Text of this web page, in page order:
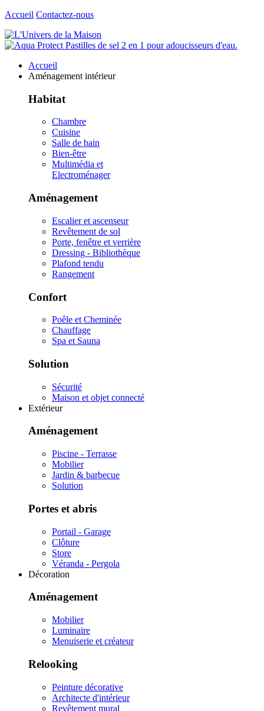
Accueil Contactez-nous
Accueil
Aménagement intérieur
Habitat
Chambre
Cuisine
Salle de bain
Bien-être
Multimédia et
Electroménager
Aménagement
Escalier et ascenseur
Revêtement de sol
Porte, fenêtre et verrière
Dressing - Bibliothèque
Plafond tendu
Rangement
Confort
Poêle et Cheminée
Chauffage
Spa et Sauna
Solution
Sécurité
Maison et objet connecté
Extérieur
Aménagement
Piscine - Terrasse
Mobilier
Jardin & barbecue
Solution
Portes et abris
Portail - Garage
Clôture
Store
Véranda - Pergola
Décoration
Aménagement
Mobilier
Luminaire
Menuiserie et créateur
Relooking
Peinture décorative
Architecte d'intérieur
Revêtement mural